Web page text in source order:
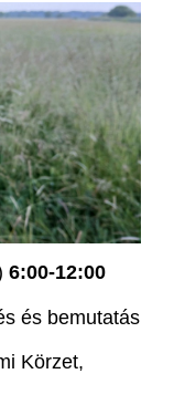
6:00-12:00
és bemutatás
Körzet,